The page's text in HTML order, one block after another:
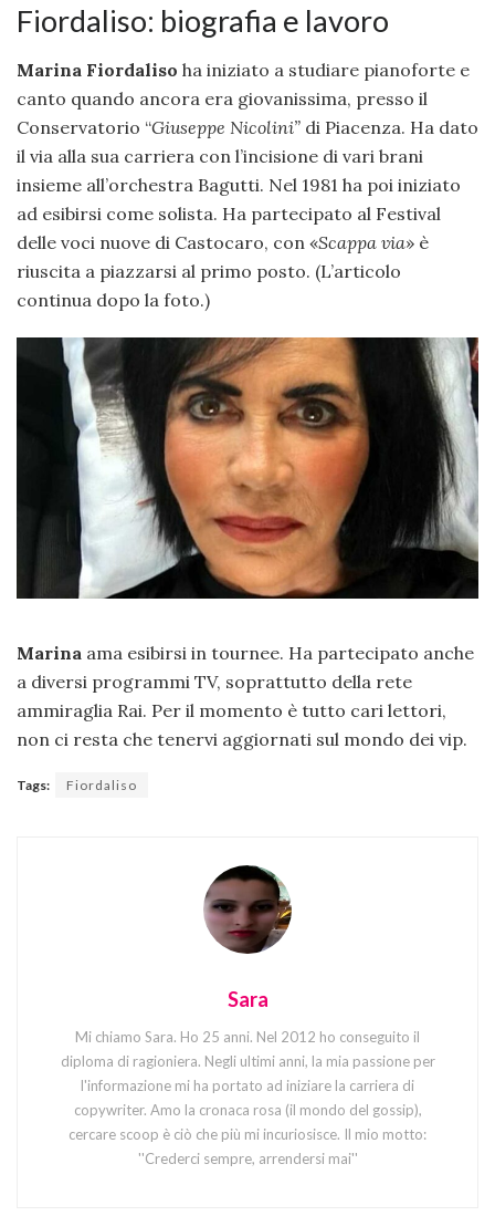
Fiordaliso: biografia e lavoro
Marina Fiordaliso ha iniziato a studiare pianoforte e
canto quando ancora era giovanissima, presso il
Conservatorio “Giuseppe Nicolini” di Piacenza. Ha dato
il via alla sua carriera con l’incisione di vari brani
insieme all’orchestra Bagutti. Nel 1981 ha poi iniziato
ad esibirsi come solista. Ha partecipato al Festival
delle voci nuove di Castocaro, con «Scappa via» è
riuscita a piazzarsi al primo posto. (L’articolo
continua dopo la foto.)
Marina ama esibirsi in tournee. Ha partecipato anche
a diversi programmi TV, soprattutto della rete
ammiraglia Rai. Per il momento è tutto cari lettori,
non ci resta che tenervi aggiornati sul mondo dei vip.
Tags: Fiordaliso
Sara
Mi chiamo Sara. Ho 25 anni. Nel 2012 ho conseguito il
diploma di ragioniera. Negli ultimi anni, la mia passione per
l'informazione mi ha portato ad iniziare la carriera di
copywriter. Amo la cronaca rosa (il mondo del gossip),
cercare scoop è ciò che più mi incuriosisce. Il mio motto:
''Crederci sempre, arrendersi mai''